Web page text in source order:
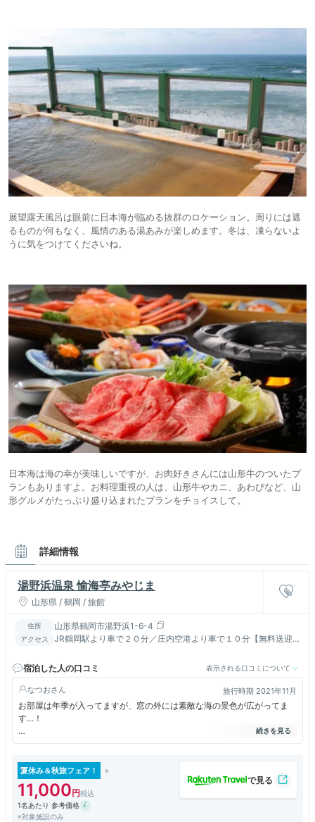
展望露天風呂は眼前に日本海が臨める抜群のロケーション。周りには遮
るものが何もなく、風情のある湯あみが楽しめます。冬は、凍らないよ
うに気をつけてくださいね。
日本海は海の幸が美味しいですが、お肉好きさんには山形牛のついたプ
ランもありますよ。お料理重視の人は、山形牛やカニ、あわびなど、山
形グルメがたっぷり盛り込まれたプランをチョイスして。
詳細情報
湯野浜温泉 愉海亭みやじま
山形県 / 鶴岡 / 旅館
住所 山形県鶴岡市湯野浜1-6-4
アクセス
JR鶴岡駅より車で２０分／庄内空港より車で１０分【無料送迎
宿泊した人の口コミ
表示される口コミについて
なつお 旅行時期 2021年11月
お部屋は年季が入ってますが、窓の外には素敵な海の景色が広がってま
す…！
夕日を見ながら玉こんにゃくを食べられるサービスがあって、ドリンクは
お近くのシニアご夫婦はワインをおかわりされてました。
玉こんにゃくは味が染みていてとっても美味しかったです。
温泉は露天と館内の2種類あって、海の景色を見ながら入れます。
温泉の後はフロント近くの給茶機で水やお茶を頂けます。
夏休み＆秋旅フェア！
11,000
1名あたり 参考価格
※対象施設のみ